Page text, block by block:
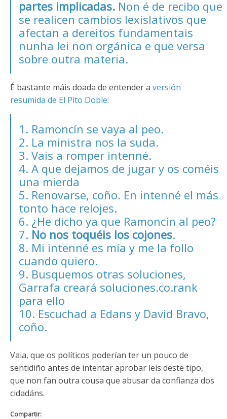
partes implicadas. Non é de recibo que
se realicen cambios lexislativos que
afectan a dereitos fundamentais
nunha lei non orgánica e que versa
sobre outra materia.
É bastante máis doada de entender a versión
resumida de El Pito Doble:
1. Ramoncín se vaya al peo.
2. La ministra nos la suda.
3. Vais a romper intenné.
4. A que dejamos de jugar y os coméis
una mierda
5. Renovarse, coño. En intenné el más
tonto hace relojes.
6. ¿He dicho ya que Ramoncín al peo?
7. No nos toquéis los cojones.
8. Mi intenné es mía y me la follo
cuando quiero.
9. Busquemos otras soluciones,
Garrafa creará soluciones.co.rank
para ello
10. Escuchad a Edans y David Bravo,
coño.
Vaia, que os políticos poderían ter un pouco de
sentidiño antes de intentar aprobar leis deste tipo,
que non fan outra cousa que abusar da confianza dos
cidadáns.
Compartir: